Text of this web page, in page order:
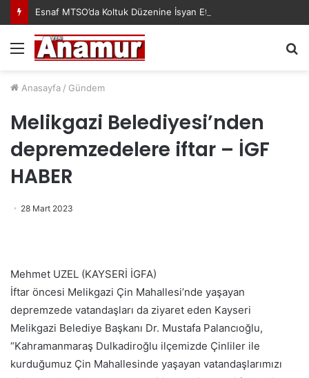
Esnaf MTSO’da Koltuk Düzenine İsyan Etti!
Menü
Anasayfa / Gündem
Melikgazi Belediyesi’nden
depremzedelere iftar – İGF
HABER
28 Mart 2023
Mehmet UZEL (KAYSERİ İGFA)
İftar öncesi Melikgazi Çin Mahallesi’nde yaşayan
depremzede vatandaşları da ziyaret eden Kayseri
Melikgazi Belediye Başkanı Dr. Mustafa Palancıoğlu,
“Kahramanmaraş Dulkadiroğlu ilçemizde Çinliler ile
kurduğumuz Çin Mahallesinde yaşayan vatandaşlarımızı